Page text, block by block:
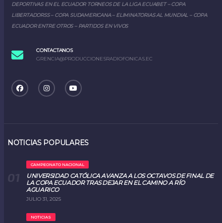
DEPORTIVAS EN EL ECUADOR TORNEOS DE LA LIGA ECUABET – COPA
LIBERTADORSS – COPA SUDAMERICANA – ELIMINATORIAS AL MUNDIAL – COPA
ECUADOR ENTRE OTROS – PARTIDOS EN VIVOS
CONTACTANOS
GRENCIA@PRODUCCIONESRADIOFONICAS.EC
NOTICIAS POPULARES
CAMPEONATO NACIONAL
UNIVERSIDAD CATÓLICA AVANZA A LOS OCTAVOS DE FINAL DE
LA COPA ECUADOR TRAS DEJAR EN EL CAMINO A RÍO
AGUARICO
JULIO 31, 2025
NOTICIAS